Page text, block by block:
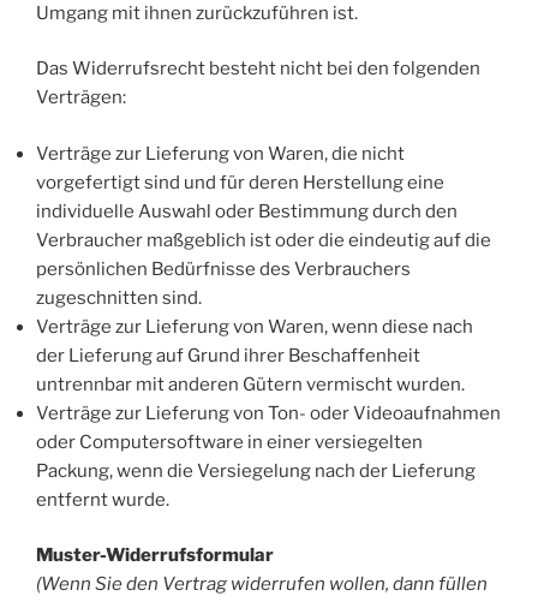
Umgang mit ihnen zurückzuführen ist.
Das Widerrufsrecht besteht nicht bei den folgenden
Verträgen:
Verträge zur Lieferung von Waren, die nicht
vorgefertigt sind und für deren Herstellung eine
individuelle Auswahl oder Bestimmung durch den
Verbraucher maßgeblich ist oder die eindeutig auf die
persönlichen Bedürfnisse des Verbrauchers
zugeschnitten sind.
Verträge zur Lieferung von Waren, wenn diese nach
der Lieferung auf Grund ihrer Beschaffenheit
untrennbar mit anderen Gütern vermischt wurden.
Verträge zur Lieferung von Ton- oder Videoaufnahmen
oder Computersoftware in einer versiegelten
Packung, wenn die Versiegelung nach der Lieferung
entfernt wurde.
Muster-Widerrufsformular
(Wenn Sie den Vertrag widerrufen wollen, dann füllen